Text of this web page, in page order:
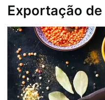
Exportação